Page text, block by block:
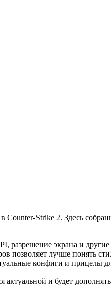
Counter-Strike 2. Здесь
разрешение экрана и
позволяет лучше понять
конфиги и прицелы
и будет